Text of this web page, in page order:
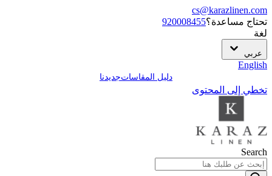
cs@karazlinen.com
تحتاج مساعدة؟920008455
لغة
عربي
English
دليل المقاساتجديدنا
تخطي إلى المحتوى
Search